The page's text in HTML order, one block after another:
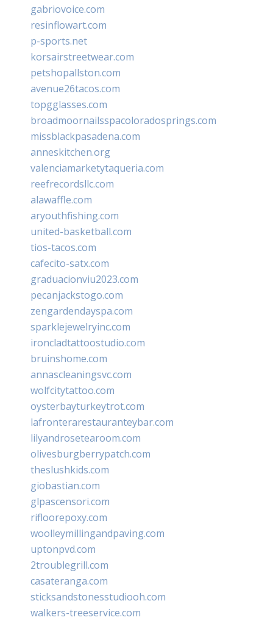
gabriovoice.com
resinflowart.com
p-sports.net
korsairstreetwear.com
petshopallston.com
avenue26tacos.com
topgglasses.com
broadmoornailsspacoloradosprings.com
missblackpasadena.com
anneskitchen.org
valenciamarketytaqueria.com
reefrecordsllc.com
alawaffle.com
aryouthfishing.com
united-basketball.com
tios-tacos.com
cafecito-satx.com
graduacionviu2023.com
pecanjackstogo.com
zengardendayspa.com
sparklejewelryinc.com
ironcladtattoostudio.com
bruinshome.com
annascleaningsvc.com
wolfcitytattoo.com
oysterbayturkeytrot.com
lafronterarestauranteybar.com
lilyandrosetearoom.com
olivesburgberrypatch.com
theslushkids.com
giobastian.com
glpascensori.com
rifloorepoxy.com
woolleymillingandpaving.com
uptonpvd.com
2troublegrill.com
casateranga.com
sticksandstonesstudiooh.com
walkers-treeservice.com